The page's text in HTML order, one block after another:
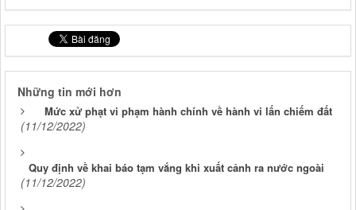
Những tin mới hơn
Mức xử phạt vi phạm hành chính về hành vi lấn chiếm đất
(11/12/2022)
Quy định về khai báo tạm vắng khi xuất cảnh ra nước ngoài
(11/12/2022)